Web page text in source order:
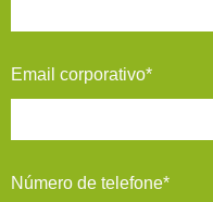
Email corporativo*
Número de telefone*